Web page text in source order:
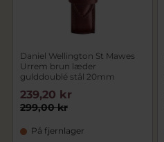
Daniel Wellington St Mawes
Urrem brun læder
gulddoublé stål 20mm
299,00 kr
239,20 kr
På fjernlager